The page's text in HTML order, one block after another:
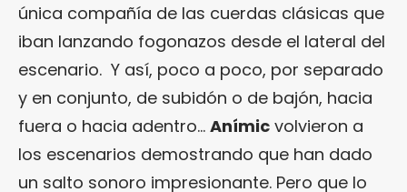
única compañía de las cuerdas clásicas que
iban lanzando fogonazos desde el lateral del
escenario. Y así, poco a poco, por separado
y en conjunto, de subidón o de bajón, hacia
fuera o hacia adentro… Anímic volvieron a
los escenarios demostrando que han dado
un salto sonoro impresionante. Pero que lo